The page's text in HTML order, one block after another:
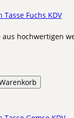
Tasse Fuchs KDV
aus hochwertigen